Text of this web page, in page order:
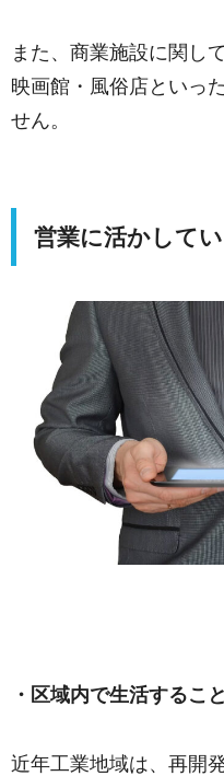
また、商業施設に関し
映画館・風俗店といっ
せん。
営業に活かして
・区域内で生活するこ
近年工業地域は、再開